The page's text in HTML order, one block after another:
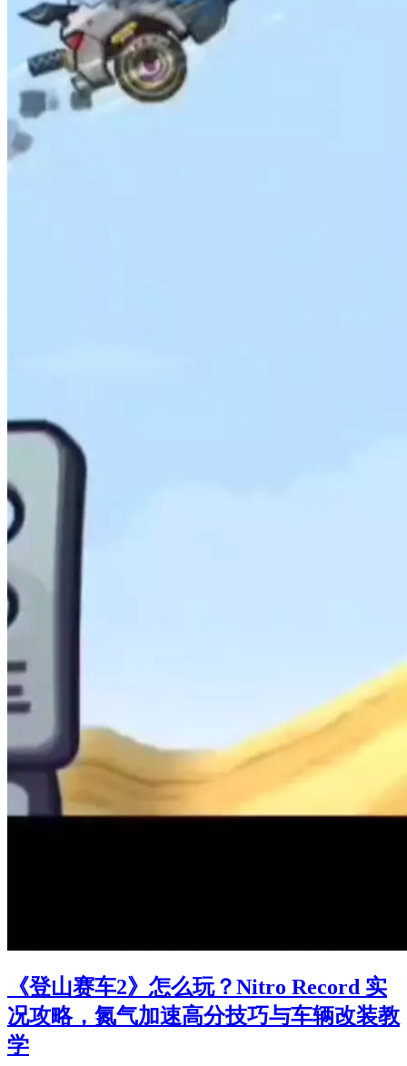
《登山赛车2》怎么玩？Nitro Record 实
况攻略，氮气加速高分技巧与车辆改装教
学